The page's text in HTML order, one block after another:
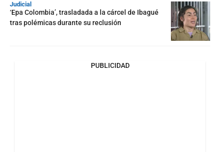
Judicial
‘Epa Colombia’, trasladada a la cárcel de Ibagué
tras polémicas durante su reclusión
PUBLICIDAD